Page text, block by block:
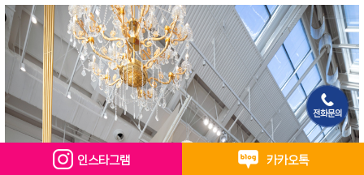
전화문의
인스타그램 카카오톡